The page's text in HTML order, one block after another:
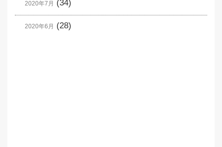
2020年7月 (34)
2020年6月 (28)